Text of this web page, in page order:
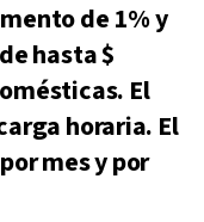
de 1% y
hasta $
El
horaria. El
mes y por